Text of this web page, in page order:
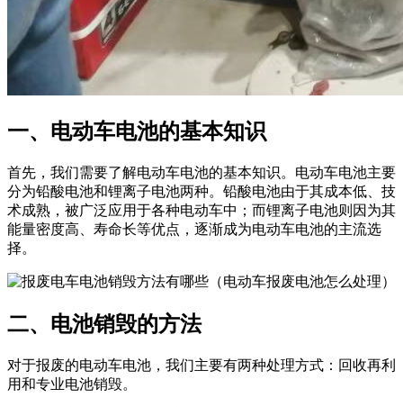
一、电动车电池的基本知识
首先，我们需要了解电动车电池的基本知识。电动车电池主要
分为铅酸电池和锂离子电池两种。铅酸电池由于其成本低、技
术成熟，被广泛应用于各种电动车中；而锂离子电池则因为其
能量密度高、寿命长等优点，逐渐成为电动车电池的主流选
择。
二、电池销毁的方法
对于报废的电动车电池，我们主要有两种处理方式：回收再利
用和专业电池销毁。